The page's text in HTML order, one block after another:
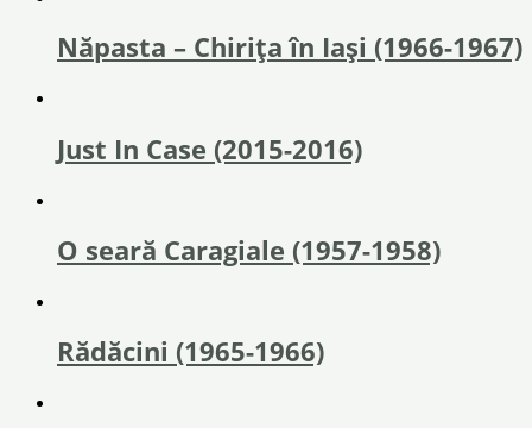
Năpasta – Chirița în Iași (1966-1967)
Just In Case (2015-2016)
O seară Caragiale (1957-1958)
Rădăcini (1965-1966)